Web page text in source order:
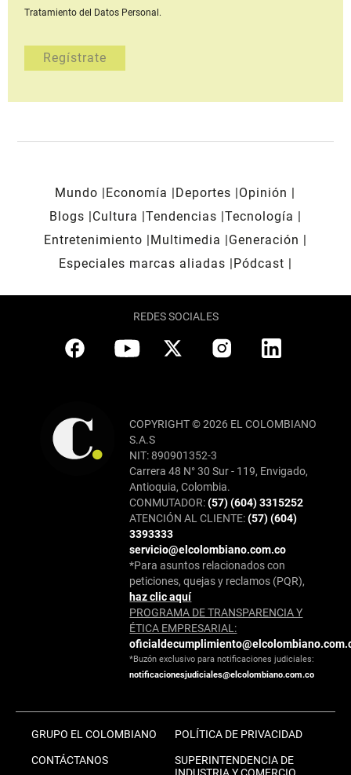
Tratamiento del Datos Personal.
Mundo Economía Deportes
Opinión
Blogs
Cultura Tendencias Tecnología
Entretenimiento
Multimedia
Generación
Especiales marcas aliadas
Pódcast
REDES SOCIALES
COPYRIGHT © 2026 EL COLOMBIANO
S.A.S
NIT: 890901352-3
Carrera 48 N° 30 Sur - 119, Envigado,
Antioquia, Colombia.
CONMUTADOR:(57) (604) 3315252
ATENCIÓN AL CLIENTE:(57) (604)
3393333
servicio@elcolombiano.com.co
*Para asuntos relacionados con
peticiones, quejas y reclamos (PQR),
haz clic aquí
PROGRAMA DE TRANSPARENCIA Y
ÉTICA EMPRESARIAL:
*Buzón exclusivo para notificaciones judiciales:
notificacionesjudiciales@elcolombiano.com.co
GRUPO EL COLOMBIANO
CONTÁCTANOS
POLÍTICA DE PRIVACIDAD
SUPERINTENDENCIA DE